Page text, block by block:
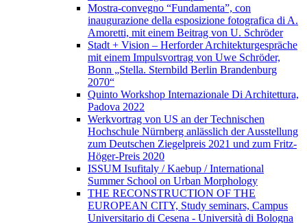
Mostra-convegno “Fundamenta”, con
inaugurazione della esposizione fotografica di A.
Amoretti, mit einem Beitrag von U. Schröder
Stadt + Vision – Herforder Architekturgespräche
mit einem Impulsvortrag von Uwe Schröder,
Bonn „Stella. Sternbild Berlin Brandenburg
2070“
Quinto Workshop Internazionale Di Architettura,
Padova 2022
Werkvortrag von US an der Technischen
Hochschule Nürnberg anlässlich der Ausstellung
zum Deutschen Ziegelpreis 2021 und zum Fritz-
Höger-Preis 2020
ISSUM Isufitaly / Kaebup / International
Summer School on Urban Morphology
THE RECONSTRUCTION OF THE
EUROPEAN CITY, Study seminars, Campus
Universitario di Cesena - Università di Bologna